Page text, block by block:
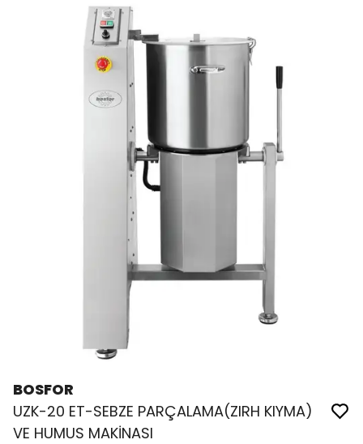
BOSFOR
UZK-20 ET-SEBZE PARÇALAMA(ZIRH KIYMA)
VE HUMUS MAKİNASI